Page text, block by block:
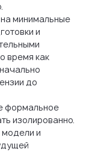
минимальные
и
время как
до
формальное
изолированно.
и